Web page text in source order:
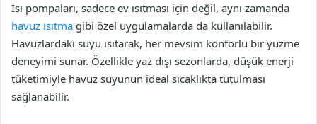
Isı pompaları, sadece ev ısıtması için değil, aynı zamanda
havuz ısıtma gibi özel uygulamalarda da kullanılabilir.
Havuzlardaki suyu ısıtarak, her mevsim konforlu bir yüzme
deneyimi sunar. Özellikle yaz dışı sezonlarda, düşük enerji
tüketimiyle havuz suyunun ideal sıcaklıkta tutulması
sağlanabilir.